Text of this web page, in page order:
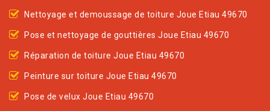
Nettoyage et demoussage de toiture Joue Etiau 49670
Pose et nettoyage de gouttières Joue Etiau 49670
Réparation de toiture Joue Etiau 49670
Peinture sur toiture Joue Etiau 49670
Pose de velux Joue Etiau 49670